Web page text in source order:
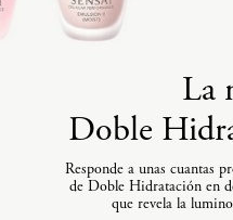
La
Doble
Responde a unas cuantas
de Doble Hidratación en
que revela la